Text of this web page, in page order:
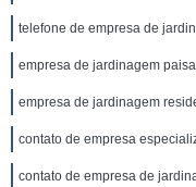
telefone de empresa de
empresa de jardinagem
empresa de jardinagem
contato de empresa
contato de empresa de